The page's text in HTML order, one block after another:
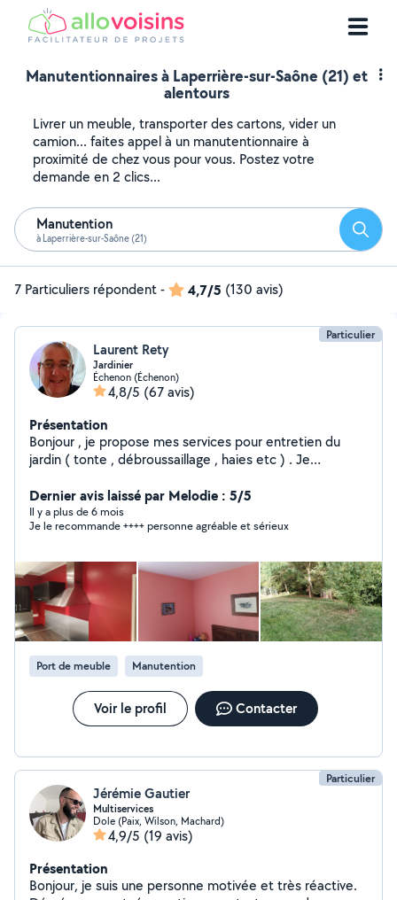
Manutentionnaires à Laperrière-sur-Saône (21) et
alentours
Livrer un meuble, transporter des cartons, vider un
camion... faites appel à un manutentionnaire à
proximité de chez vous pour vous. Postez votre
demande en 2 clics...
Manutention
à Laperrière-sur-Saône (21)
7 Particuliers répondent- 4,7/5 (130 avis)
Particulier
Laurent Rety
Jardinier
Échenon (Échenon)
4,8/5 (67 avis)
Présentation
Bonjour , je propose mes services pour entretien du
jardin ( tonte , débroussaillage , haies etc ) . Je
et je peux faire plein d'autres petits travaux. J'adore le
travail bien fait . A très bientôt en vous souhaitant une
agréable journée.
Dernier avis laissé par Melodie : 5/5
Il y a plus de 6 mois
Je le recommande ++++ personne agréable et sérieux
Port de meuble Manutention
Voir le profil Contacter
Particulier
Jérémie Gautier
Multiservices
Dole (Paix, Wilson, Machard)
4,9/5 (19 avis)
Présentation
Bonjour, je suis une personne motivée et très réactive.